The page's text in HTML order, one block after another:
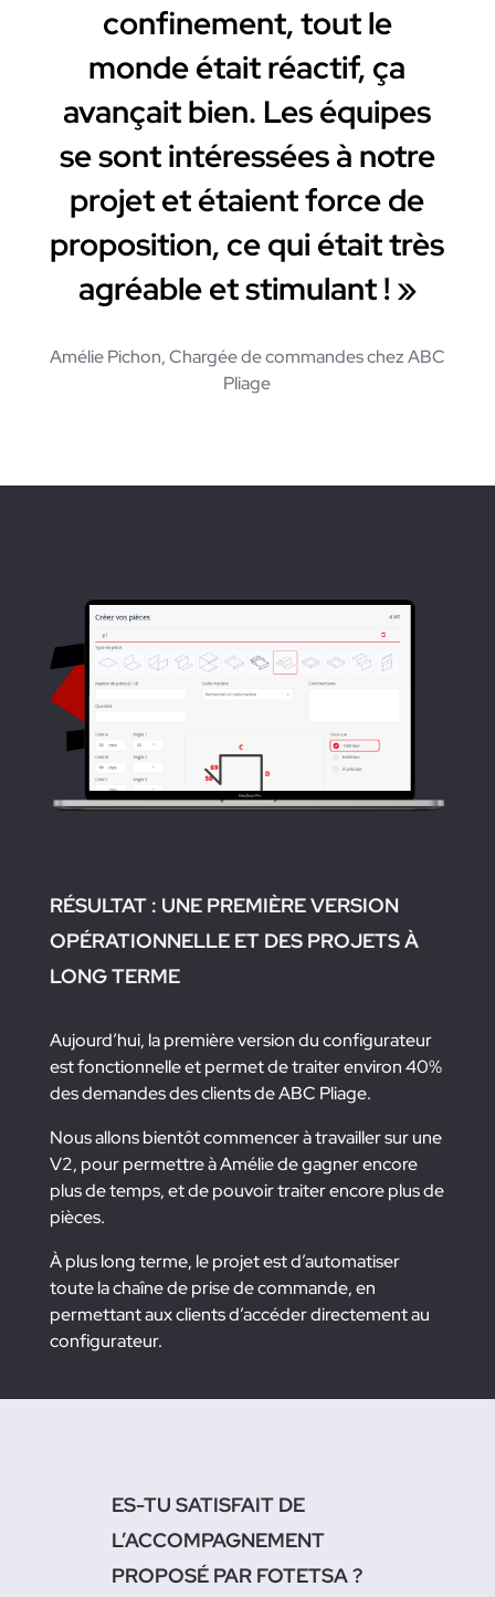
confinement, tout le
monde était réactif, ça
avançait bien. Les équipes
se sont intéressées à notre
projet et étaient force de
proposition, ce qui était très
agréable et stimulant ! »
Amélie Pichon, Chargée de commandes chez ABC
Pliage
RÉSULTAT : UNE PREMIÈRE VERSION
OPÉRATIONNELLE ET DES PROJETS À
LONG TERME
Aujourd’hui, la première version du configurateur
est fonctionnelle et permet de traiter environ 40%
des demandes des clients de ABC Pliage.
Nous allons bientôt commencer à travailler sur une
V2, pour permettre à Amélie de gagner encore
plus de temps, et de pouvoir traiter encore plus de
pièces.
À plus long terme, le projet est d’automatiser
toute la chaîne de prise de commande, en
permettant aux clients d’accéder directement au
configurateur.
ES-TU SATISFAIT DE
L’ACCOMPAGNEMENT
PROPOSÉ PAR FOTETSA ?